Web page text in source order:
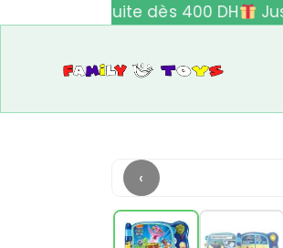
gratuite dès 400 DH
‹